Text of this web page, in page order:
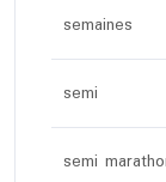
semaines
semi
semi